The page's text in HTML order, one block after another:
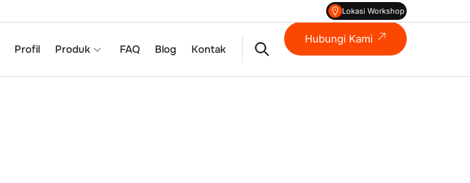
Lokasi Workshop
Search
Profil Produk FAQ Blog Kontak
Hubungi Kami